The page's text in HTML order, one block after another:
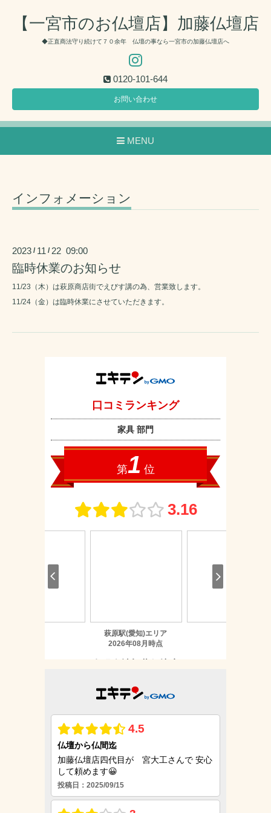
【一宮市のお仏壇店】加藤仏壇店
◆正直商法守り続けて７０余年 仏壇の事なら一宮市の加藤仏壇店へ
0120-101-644
お問い合わせ
MENU
インフォメーション
2023 / 11 / 22 09:00
臨時休業のお知らせ
11/23（木）は萩原商店街でえびす講の為、営業致します。
11/24（金）は臨時休業にさせていただきます。